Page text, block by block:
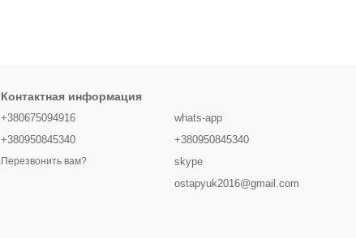
Контактная информация
+380675094916
+380950845340
Перезвонить вам?
whats-app
+380950845340
skype
ostapyuk2016@gmail.com